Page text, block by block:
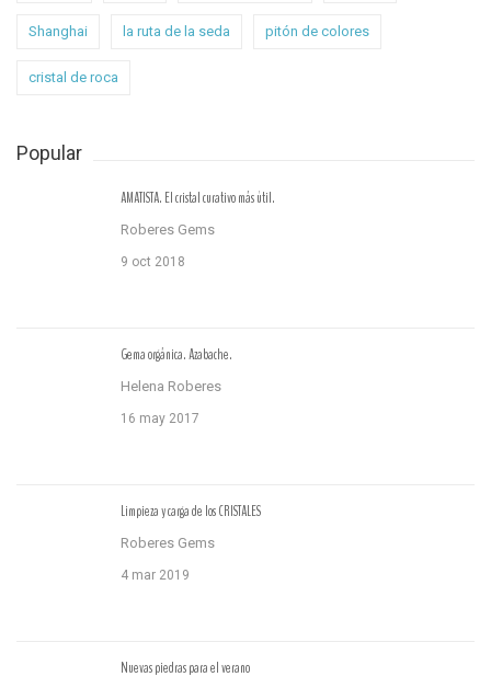
Shanghai la ruta de la seda pitón de colores
cristal de roca
Popular
AMATISTA. El cristal curativo más útil.
Roberes Gems
9 oct 2018
Gema orgánica. Azabache.
Helena Roberes
16 may 2017
Limpieza y carga de los CRISTALES
Roberes Gems
4 mar 2019
Nuevas piedras para el verano